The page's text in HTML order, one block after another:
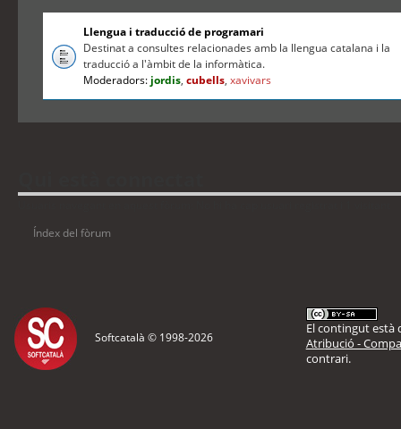
Llengua i traducció de programari
Destinat a consultes relacionades amb la llengua catalana i la
traducció a l'àmbit de la informàtica.
Moderadors: jordis,cubells,xavivars
Índex del fòrum
Softcatalà © 1998-2026
El contingut està
Atribució -
contrari.